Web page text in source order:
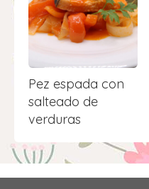
Pez espada con
salteado de
verduras